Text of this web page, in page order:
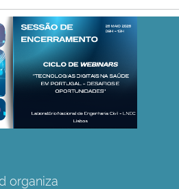
organiza